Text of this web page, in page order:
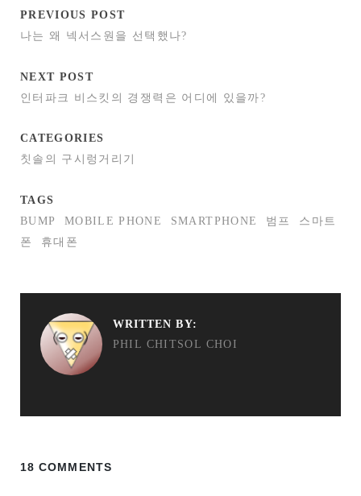
PREVIOUS POST
나는 왜 넥서스원을 선택했나?
NEXT POST
인터파크 비스킷의 경쟁력은 어디에 있을까?
CATEGORIES
칫솔의 구시렁거리기
TAGS
BUMP
MOBILE PHONE SMARTPHONE 범프
스마트
폰
휴대폰
WRITTEN BY:
PHIL CHITSOL CHOI
18 COMMENTS